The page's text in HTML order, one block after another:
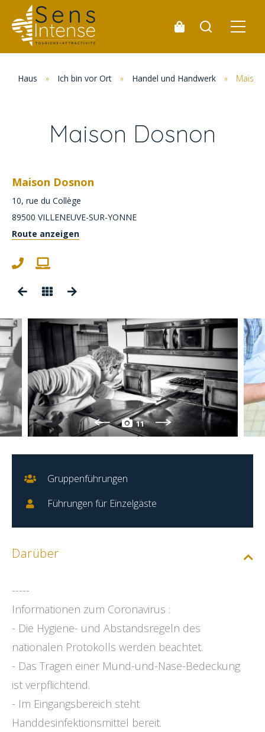
Haus » Ich bin vor Ort » Handel und Handwerk »
Maison Dosnon
Maison Dosnon
10, rue du Collège
89500 VILLENEUVE-SUR-YONNE
Route anzeigen
11
Gruppenführungen
Führungen für Einzelgäste
Darüber
-----
Informationen zum Coronavirus :
- Die Hygiene- und Abstandsregeln des
nationalen Protokolls werden beachtet.
- Das Tragen einer Mund-und-Nase-Bedeckung
ist verpflichtend.
- Im Eingangsbereich steht
Handdesinfektionsmittel bereit.